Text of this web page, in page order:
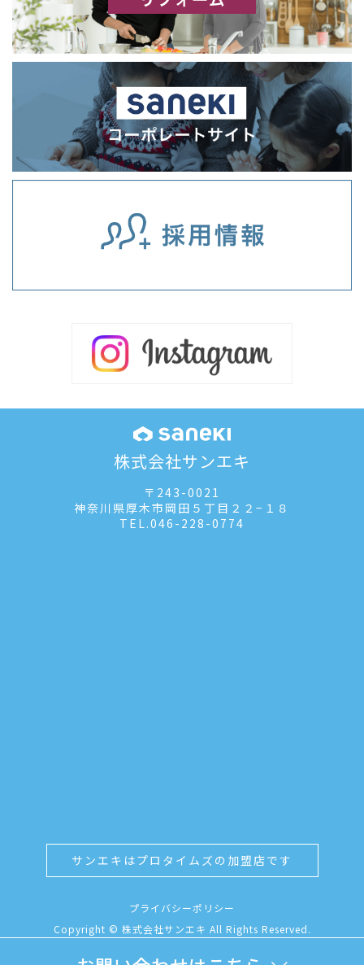
株式会社サンエキ
〒243-0021
神奈川県厚木市岡田５丁目２２−１８
TEL.046-228-0774
サンエキはプロタイムズの加盟店です
プライバシーポリシー
Copyright © 株式会社サンエキ All Rights Reserved.